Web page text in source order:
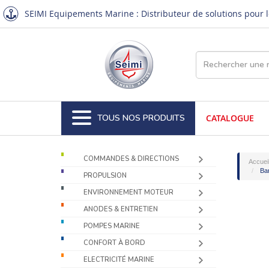
SEIMI Equipements Marine : Distributeur de solutions
TOUS NOS PRODUITS CATALOGUE
COMMANDES & DIRECTIONS
PROPULSION
ENVIRONNEMENT MOTEUR
ANODES & ENTRETIEN
POMPES MARINE
CONFORT À BORD
ELECTRICITÉ MARINE
Accueil